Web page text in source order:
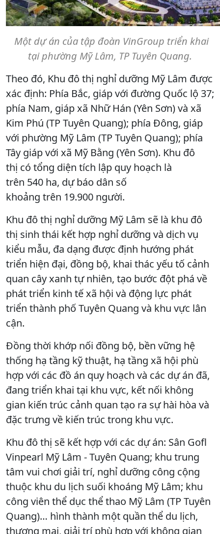
Một dự án của tập đoàn VinGroup triển khai
tại phường Mỹ Lâm, TP Tuyên Quang.
Theo đó, Khu đô thị nghỉ dưỡng Mỹ Lâm được
xác định: Phía Bắc, giáp với đường Quốc lộ 37;
phía Nam, giáp xã Nhữ Hán (Yên Sơn) và xã
Kim Phú (TP Tuyên Quang); phía Đông, giáp
với phường Mỹ Lâm (TP Tuyên Quang); phía
Tây giáp với xã Mỹ Bằng (Yên Sơn). Khu đô
thị có tổng diện tích lập quy hoạch là
trên 540 ha, dự báo dân số
khoảng trên 19.900 người.
Khu đô thị nghỉ dưỡng Mỹ Lâm sẽ là khu đô
thị sinh thái kết hợp nghỉ dưỡng và dịch vụ
kiểu mẫu, đa dạng được định hướng phát
triển hiện đại, đồng bộ, khai thác yếu tố cảnh
quan cây xanh tự nhiên, tạo bước đột phá về
phát triển kinh tế xã hội và động lực phát
triển thành phố Tuyên Quang và khu vực lân
cận.
Đồng thời khớp nối đồng bộ, bền vững hệ
thống hạ tầng kỹ thuật, hạ tầng xã hội phù
hợp với các đồ án quy hoạch và các dự án đã,
đang triển khai tại khu vực, kết nối không
gian kiến trúc cảnh quan tạo ra sự hài hòa và
đặc trưng về kiến trúc trong khu vực.
Khu đô thị sẽ kết hợp với các dự án: Sân Gofl
Vinpearl Mỹ Lâm - Tuyên Quang; khu trung
tâm vui chơi giải trí, nghỉ dưỡng công cộng
thuộc khu du lịch suối khoáng Mỹ Lâm; khu
công viên thể dục thể thao Mỹ Lâm (TP Tuyên
Quang)… hình thành một quần thể du lịch,
thương mại, giải trí phù hợp với không gian